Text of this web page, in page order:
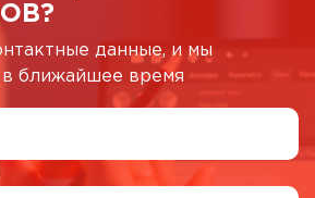
данные, и мы
ближайшее время